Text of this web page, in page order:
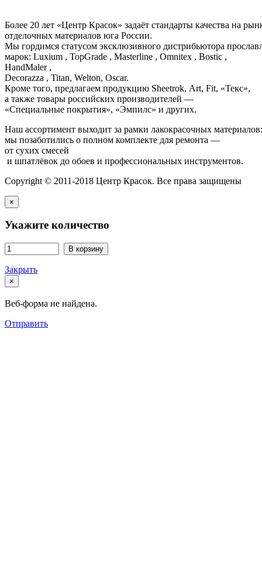
Более 20 лет «Центр Красок» задаёт стандарты качества на
отделочных материалов юга России.
Мы гордимся статусом эксклюзивного дистрибьютора
марок: Luxium , TopGrade , Masterline , Omnitex , Bostic ,
HandMaler ,
Decorazza , Titan, Welton, Oscar.
Кроме того, предлагаем продукцию Sheetrok, Art, Fit, «Текс»,
а также товары российских производителей —
«Специальные покрытия», «Эмпилс» и других.
Наш ассортимент выходит за рамки лакокрасочных
мы позаботились о полном комплекте для ремонта —
от сухих смесей
и шпатлёвок до обоев и профессиональных инструментов.
Copyright © 2011-2018 Центр Красок. Все права защищены
×
Укажите количество
В корзину
Закрыть
×
Веб-форма не найдена.
Отправить